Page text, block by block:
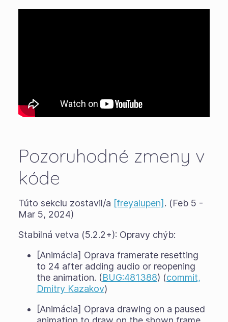
Pozoruhodné zmeny v
kóde
Túto sekciu zostavil/a [freyalupen]. (Feb 5 -
Mar 5, 2024)
Stabilná vetva (5.2.2+): Opravy chýb:
[Animácia] Oprava framerate resetting
to 24 after adding audio or reopening
the animation. (BUG:481388) (commit,
Dmitry Kazakov)
[Animácia] Oprava drawing on a paused